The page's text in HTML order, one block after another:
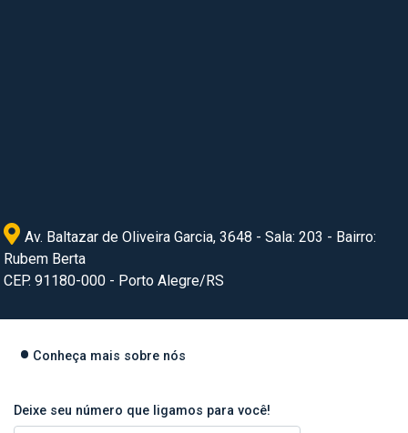
Av. Baltazar de Oliveira Garcia, 3648 - Sala: 203 - Bairro:
Rubem Berta
CEP. 91180-000 - Porto Alegre/RS
Conheça mais sobre nós
Deixe seu número que ligamos para você!